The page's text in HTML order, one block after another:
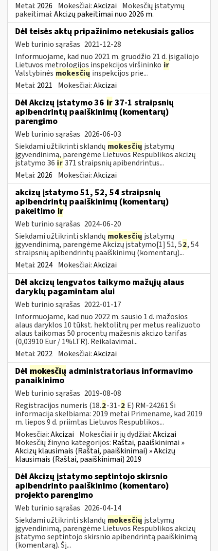
Metai: 2026 Mokesčiai:Akcizai Mokesčių įstatymų
pakeitimai:Akcizų pakeitimai nuo 2026 m.
Dėl teisės aktų pripažinimo netekusiais galios
Web turinio sąrašas 2021-12-28
Informuojame, kad nuo 2021 m. gruodžio 21 d. įsigaliojo
Lietuvos metrologijos inspekcijos viršininko ir
Valstybinės mokesčių inspekcijos prie...
Metai: 2021 Mokesčiai:Akcizai
Dėl Akcizų įstatymo 36 ir 37-1 straipsnių
apibendrintų paaiškinimų (komentarų)
parengimo
Web turinio sąrašas 2026-06-03
Siekdami užtikrinti sklandų mokesčių įstatymų
įgyvendinimą, parengėme Lietuvos Respublikos akcizų
įstatymo 36 ir371 straipsnių apibendrintus...
Metai: 2026 Mokesčiai:Akcizai
akcizų įstatymo 51, 52, 54 straipsnių
apibendrintų paaiškinimų (komentarų)
pakeitimo ir
Web turinio sąrašas 2024-06-20
Siekdami užtikrinti sklandų mokesčių įstatymų
įgyvendinimą, parengėme Akcizų įstatymo[1] 51, 52, 54
straipsnių apibendrintų paaiškinimų (komentarų)...
Metai: 2024 Mokesčiai:Akcizai
Dėl akcizų lengvatos taikymo mažųjų alaus
daryklų pagamintam alui
Web turinio sąrašas 2022-01-17
Informuojame, kad nuo 2022 m. sausio 1 d. mažosios
alaus daryklos 10 tūkst. hektolitrų per metus realizuoto
alaus taikomas 50 procentų mažesnis akcizo tarifas
(0,03910 Eur / 1%LTR). Reikalavimai...
Metai: 2022 Mokesčiai:Akcizai
Dėl mokesčių administratoriaus informavimo
panaikinimo
Web turinio sąrašas 2019-08-08
Registracijos numeris (18.2-31-2 E) RM-24261 Ši
informacija skelbiama: 2019 metai Primename, kad 2019
m. liepos 9 d. priimtas Lietuvos Respublikos...
Mokesčiai:Akcizai Mokesčiai ir jų dydžiai:Akcizai
Mokesčių žinyno kategorijos: Raštai, paaiškinimai »
Akcizų klausimais (Raštai, paaiškinimai) » Akcizų
klausimais (Raštai, paaiškinimai) 2019
Dėl Akcizų įstatymo septintojo skirsnio
apibendrinto paaiškinimo (komentaro)
projekto parengimo
Web turinio sąrašas 2026-04-14
Siekdami užtikrinti sklandų mokesčių įstatymų
įgyvendinimą, parengėme Lietuvos Respublikos akcizų
įstatymo septintojo skirsnio apibendrintą paaiškinimą
(komentarą). Šį...